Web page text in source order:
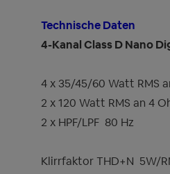
Technische Daten
4-Kanal Class D Nano
4 x 35/45/60 Watt RMS
2 x 120 Watt RMS an 4
2 x HPF/LPF 80 Hz
Klirrfaktor THD+N 5W/